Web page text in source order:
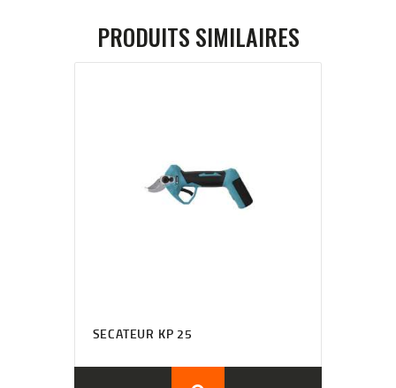
PRODUITS SIMILAIRES
SECATEUR KP 25